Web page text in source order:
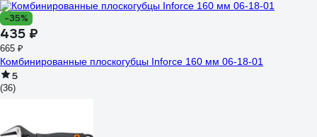
-35%
435 ₽
665 ₽
Комбинированные плоскогубцы Inforce 160 мм 06-18-01
5
(36)